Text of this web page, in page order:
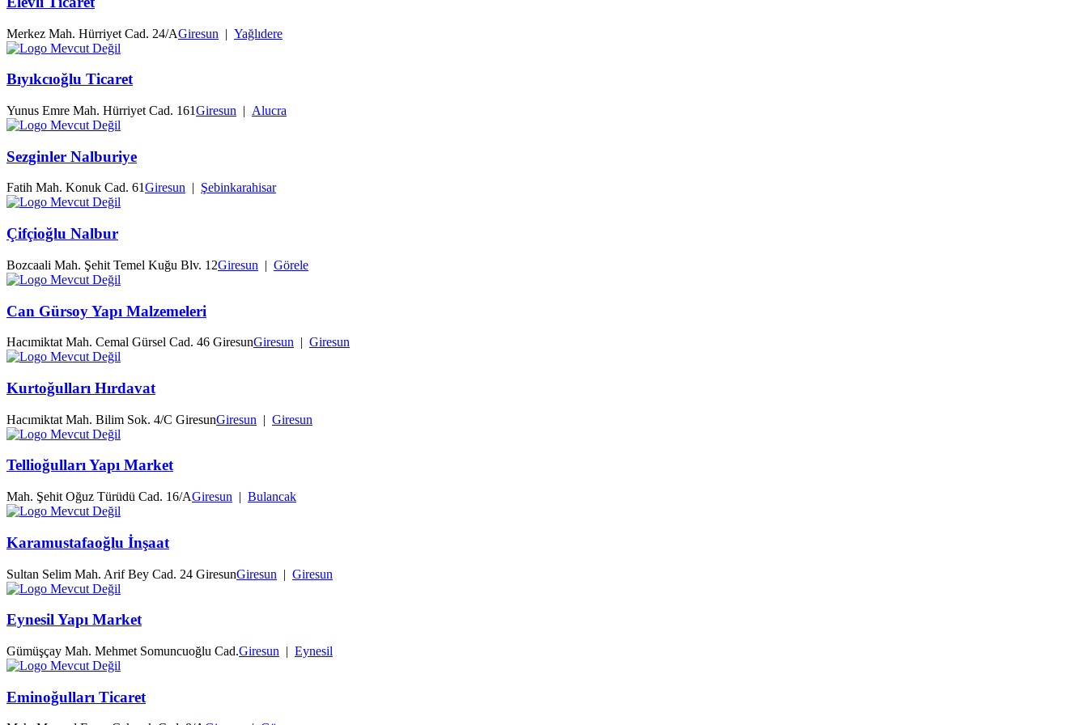
Merkez Mah. Hürriyet Cad. 24/AGiresun | Yağlıdere
Bıyıkcıoğlu Ticaret
Yunus Emre Mah. Hürriyet Cad. 161Giresun | Alucra
Sezginler Nalburiye
Fatih Mah. Konuk Cad. 61Giresun | Şebinkarahisar
Çifçioğlu Nalbur
Bozcaali Mah. Şehit Temel Kuğu Blv. 12Giresun | Görele
Can Gürsoy Yapı Malzemeleri
Hacımiktat Mah. Cemal Gürsel Cad. 46 GiresunGiresun | Giresun
Kurtoğulları Hırdavat
Hacımiktat Mah. Bilim Sok. 4/C GiresunGiresun | Giresun
Tellioğulları Yapı Market
Mah. Şehit Oğuz Türüdü Cad. 16/AGiresun | Bulancak
Karamustafaoğlu İnşaat
Sultan Selim Mah. Arif Bey Cad. 24 GiresunGiresun | Giresun
Eynesil Yapı Market
Gümüşçay Mah. Mehmet Somuncuoğlu Cad.Giresun | Eynesil
Eminoğulları Ticaret